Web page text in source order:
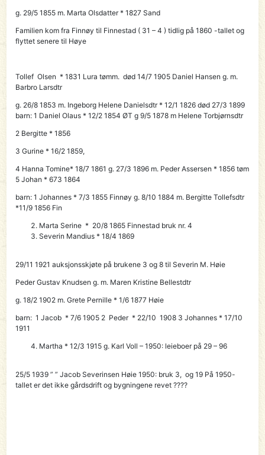
g. 29/5 1855 m. Marta Olsdatter * 1827 Sand
Familien kom fra Finnøy til Finnestad ( 31 – 4 )tidlig på 1860 -tallet og
flyttet senere til Høye
Tollef Olsen * 1831 Lura tømm. død 14/7 1905 Daniel Hansen g. m.
Barbro Larsdtr
g. 26/8 1853 m. Ingeborg Helene Danielsdtr * 12/1 1826 død 27/3 1899
barn: 1 Daniel Olaus * 12/2 1854 ØT g 9/5 1878 m Helene Torbjørnsdtr
2 Bergitte * 1856
3 Gurine * 16/2 1859,
4 Hanna Tomine* 18/7 1861 g. 27/3 1896 m. Peder Assersen * 1856 tøm
5 Johan * 673 1864
barn: 1 Johannes * 7/3 1855 Finnøy g. 8/10 1884 m. Bergitte Tollefsdtr
*11/9 1856 Fin
Marta Serine * 20/8 1865 Finnestad bruk nr. 4
Severin Mandius * 18/4 1869
29/11 1921 auksjonsskjøte på brukene 3 og 8 tilSeverin M. Høie
Peder Gustav Knudsen g. m. Maren Kristine Bellestdtr
g. 18/2 1902 m. Grete Pernille * 1/6 1877 Høie
barn: 1 Jacob * 7/6 1905 2 Peder * 22/10 1908 3 Johannes * 17/10
1911
Martha * 12/3 1915 g. Karl Voll – 1950: leieboer på 29 – 96
25/5 1939 ” ”Jacob Severinsen Høie1950: bruk 3, og 19 På 1950-
tallet er det ikke gårdsdrift og bygningene revet ????